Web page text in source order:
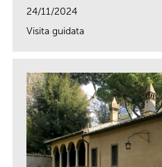
24/11/2024
Visita guidata